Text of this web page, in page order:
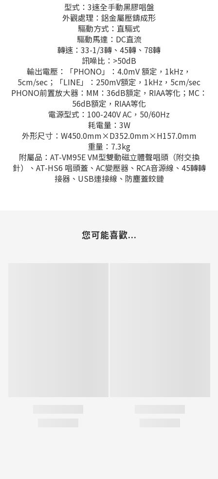
型式：3速全手動黑膠唱盤
外觀處理：鋁金屬壓鑄成形
驅動方式：直驅式
驅動馬達：DC直流
轉速：33-1/3轉、45轉、78轉
訊噪比：>50dB
輸出電壓：「PHONO」：4.0mV 額定，1kHz，
5cm/sec；「LINE」：250mV額定，1kHz，5cm/sec
PHONO前置放大器：MM：36dB額定，RIAA等化；MC：
56dB額定，RIAA等化
電源型式：100-240V AC，50/60Hz
耗電量：3W
外形尺寸：W450.0mm×D352.0mm×H157.0mm
重量：7.3kg
附屬品：AT-VM95E VM型雙動磁立體聲唱頭（附交換
針）、AT-HS6 唱頭蓋、AC變壓器、RCA音源線、45轉轉
接器、USB連接線、防塵蓋鉸鏈
您可能喜歡...